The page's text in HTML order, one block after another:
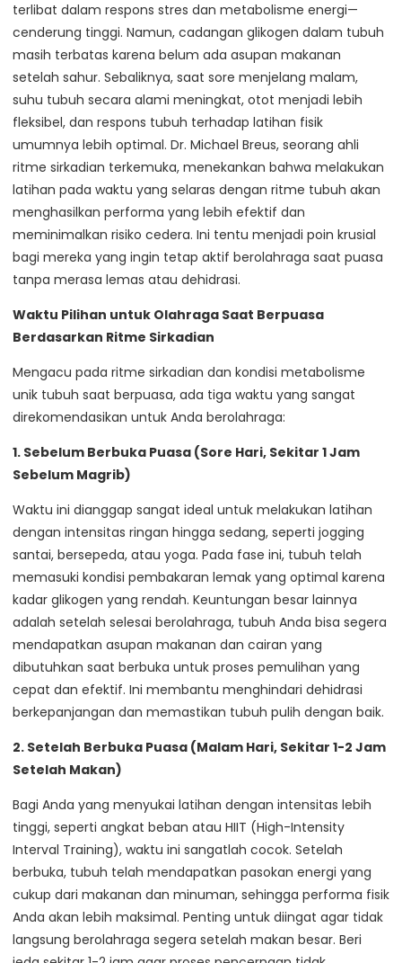
terlibat dalam respons stres dan metabolisme energi—
cenderung tinggi. Namun, cadangan glikogen dalam tubuh
masih terbatas karena belum ada asupan makanan
setelah sahur. Sebaliknya, saat sore menjelang malam,
suhu tubuh secara alami meningkat, otot menjadi lebih
fleksibel, dan respons tubuh terhadap latihan fisik
umumnya lebih optimal. Dr. Michael Breus, seorang ahli
ritme sirkadian terkemuka, menekankan bahwa melakukan
latihan pada waktu yang selaras dengan ritme tubuh akan
menghasilkan performa yang lebih efektif dan
meminimalkan risiko cedera. Ini tentu menjadi poin krusial
bagi mereka yang ingin tetap aktif berolahraga saat puasa
tanpa merasa lemas atau dehidrasi.
Waktu Pilihan untuk Olahraga Saat Berpuasa
Berdasarkan Ritme Sirkadian
Mengacu pada ritme sirkadian dan kondisi metabolisme
unik tubuh saat berpuasa, ada tiga waktu yang sangat
direkomendasikan untuk Anda berolahraga:
1. Sebelum Berbuka Puasa (Sore Hari, Sekitar 1 Jam
Sebelum Magrib)
Waktu ini dianggap sangat ideal untuk melakukan latihan
dengan intensitas ringan hingga sedang, seperti jogging
santai, bersepeda, atau yoga. Pada fase ini, tubuh telah
memasuki kondisi pembakaran lemak yang optimal karena
kadar glikogen yang rendah. Keuntungan besar lainnya
adalah setelah selesai berolahraga, tubuh Anda bisa segera
mendapatkan asupan makanan dan cairan yang
dibutuhkan saat berbuka untuk proses pemulihan yang
cepat dan efektif. Ini membantu menghindari dehidrasi
berkepanjangan dan memastikan tubuh pulih dengan baik.
2. Setelah Berbuka Puasa (Malam Hari, Sekitar 1-2 Jam
Setelah Makan)
Bagi Anda yang menyukai latihan dengan intensitas lebih
tinggi, seperti angkat beban atau HIIT (High-Intensity
Interval Training), waktu ini sangatlah cocok. Setelah
berbuka, tubuh telah mendapatkan pasokan energi yang
cukup dari makanan dan minuman, sehingga performa fisik
Anda akan lebih maksimal. Penting untuk diingat agar tidak
langsung berolahraga segera setelah makan besar. Beri